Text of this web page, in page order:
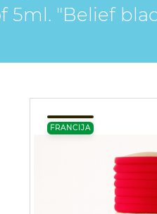
5ml. "Belief
FRANCIJA